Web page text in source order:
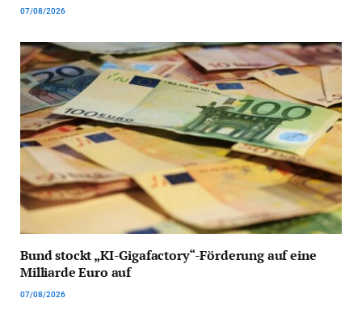
07/08/2026
Bund stockt „KI-Gigafactory“-Förderung auf eine
Milliarde Euro auf
07/08/2026